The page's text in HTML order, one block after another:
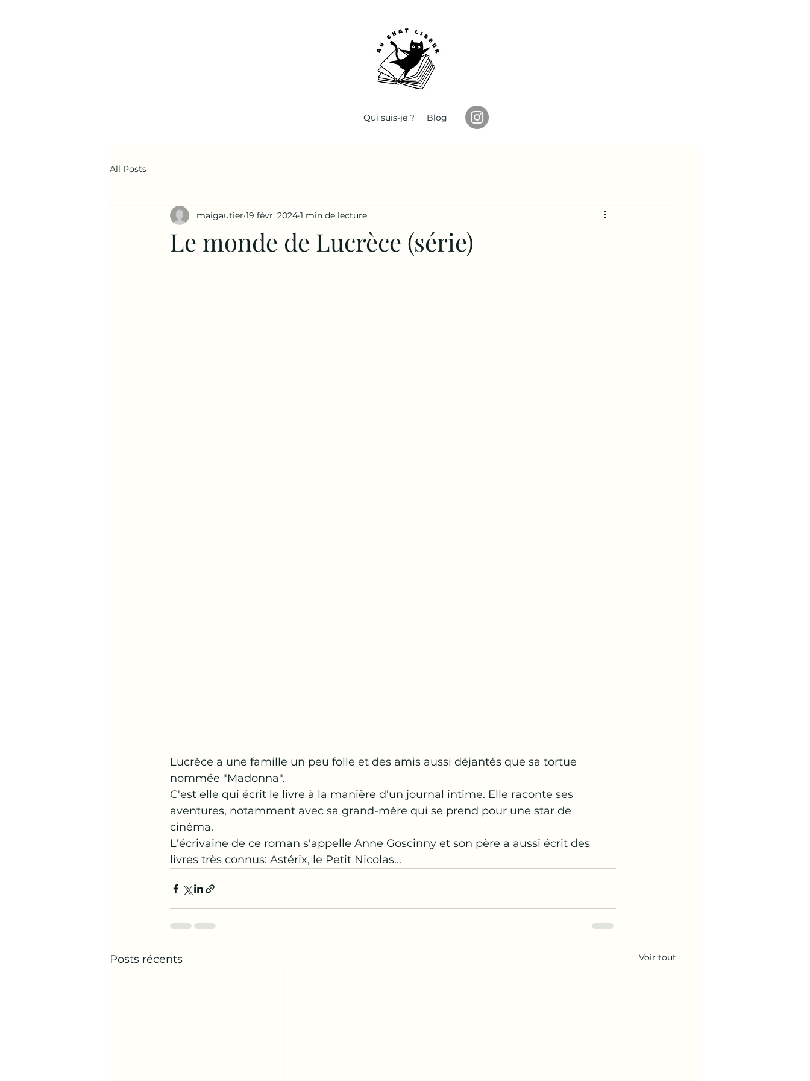
Qui suis-je ? Blog
All Posts
Le monde de Lucrèce (série)
maigautier 19 févr. 2024 1 min de lecture
Lucrèce a une famille un peu folle et des amis aussi déjantés que sa tortue
nommée "Madonna".
C'est elle qui écrit le livre à la manière d'un journal intime. Elle raconte ses
aventures, notamment avec sa grand-mère qui se prend pour une star de
cinéma.
L'écrivaine de ce roman s'appelle Anne Goscinny et son père a aussi écrit des
livres très connus: Astérix, le Petit Nicolas...
Posts récents Voir tout